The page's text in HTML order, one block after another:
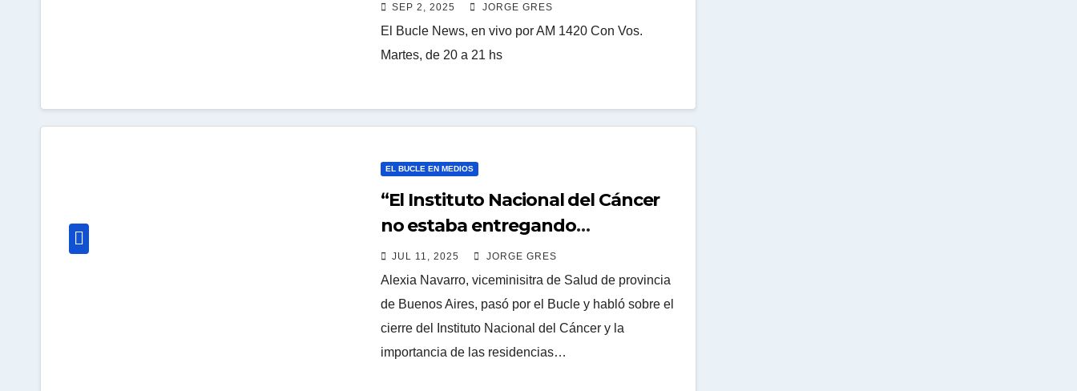
SEP 2, 2025 JORGE GRES
El Bucle News, en vivo por AM 1420 Con Vos.
Martes, de 20 a 21 hs
EL BUCLE EN MEDIOS
“El Instituto Nacional del Cáncer
no estaba entregando
insumos,desde hace un año”
JUL 11, 2025 JORGE GRES
Alexia Navarro, viceminisitra de Salud de provincia
de Buenos Aires, pasó por el Bucle y habló sobre el
cierre del Instituto Nacional del Cáncer y la
importancia de las residencias…